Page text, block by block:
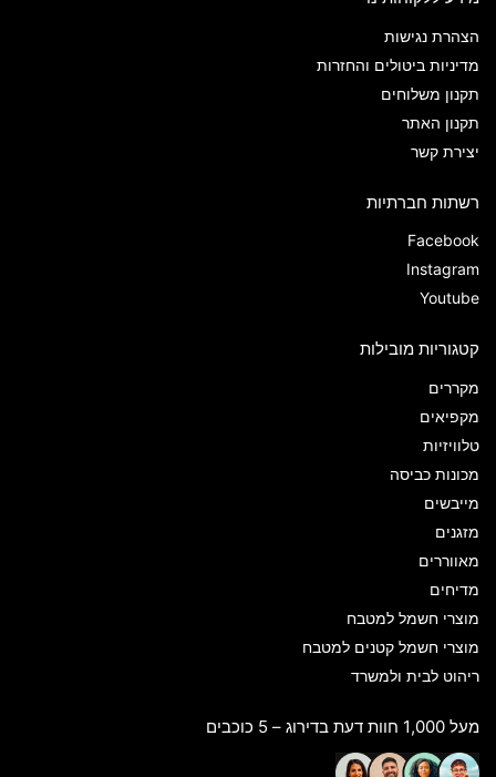
הצהרת נגישות
מדיניות ביטולים והחזרות
תקנון משלוחים
תקנון האתר
יצירת קשר
רשתות חברתיות
Facebook
Instagram
Youtube
קטגוריות מובילות
מקררים
מקפיאים
טלוויזיות
מכונות כביסה
מייבשים
מזגנים
מאווררים
מדיחים
מוצרי חשמל למטבח
מוצרי חשמל קטנים למטבח
ריהוט לבית ולמשרד
מעל 1,000 חוות דעת בדירוג – 5 כוכבים